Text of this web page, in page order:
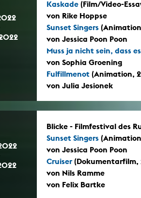
Kaskade (Film/Video-
von Rike Hoppse
Sunset Singers
von Jessica Poon Poon
Muss ja nicht sein, dass
von Sophia Groening
Fulfillmenot (Animation,
von Julia Jesionek
Blicke - Filmfestival des
Sunset Singers
von Jessica Poon Poon
Cruiser
von Nils Ramme
von Felix Bartke